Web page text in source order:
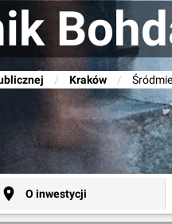
/ Kraków /
O inwestycji